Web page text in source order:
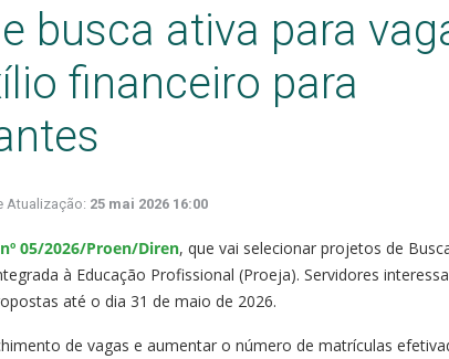
busca ativa para
financeiro para
Atualização: 25 mai 2026 16:00
05/2026/Proen/Diren, que vai selecionar projetos de
à Educação Profissional (Proeja). Servidores
até o dia 31 de maio de 2026.
de vagas e aumentar o número de matrículas